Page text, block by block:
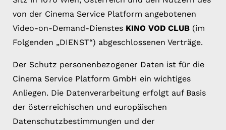
von der Cinema Service Platform angebotenen
Video-on-Demand-Dienstes KINO VOD CLUB (im
Folgenden „DIENST“) abgeschlossenen Verträge.
Der Schutz personenbezogener Daten ist für die
Cinema Service Platform GmbH ein wichtiges
Anliegen. Die Datenverarbeitung erfolgt auf Basis
der österreichischen und europäischen
Datenschutzbestimmungen und der